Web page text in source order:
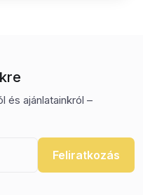
és ajánlatainkról –
Feliratkozás